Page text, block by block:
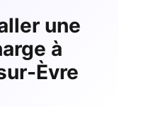
une
à
Èvre